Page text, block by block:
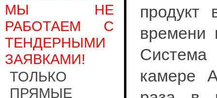
МЫ НЕ
РАБОТАЕМ С
ТЕНДЕРНЫМИ
ЗАЯВКАМИ!
ТОЛЬКО
ПРЯМЫЕ
продукт
времени
камере